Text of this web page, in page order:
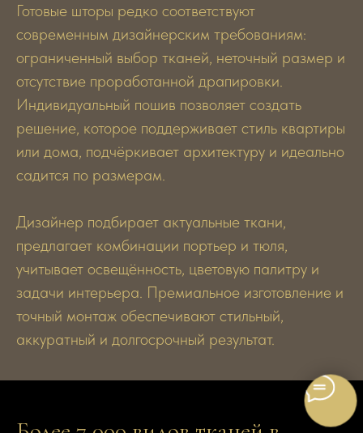
Готовые шторы редко соответствуют
современным дизайнерским требованиям:
ограниченный выбор тканей, неточный размер и
отсутствие проработанной драпировки.
Индивидуальный пошив позволяет создать
решение, которое поддерживает стиль квартиры
или дома, подчёркивает архитектуру и идеально
садится по размерам.
Дизайнер подбирает актуальные ткани,
предлагает комбинации портьер и тюля,
учитывает освещённость, цветовую палитру и
задачи интерьера. Премиальное изготовление и
точный монтаж обеспечивают стильный,
аккуратный и долгосрочный результат.